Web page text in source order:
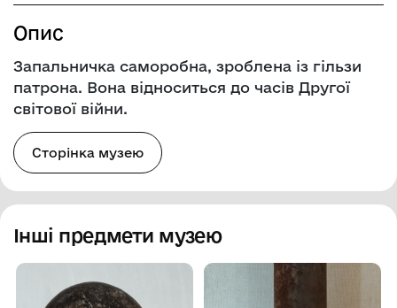
Опис
Запальничка саморобна, зроблена із гільзи
патрона. Вона відноситься до часів Другої
світової війни.
Сторінка музею
Інші предмети музею